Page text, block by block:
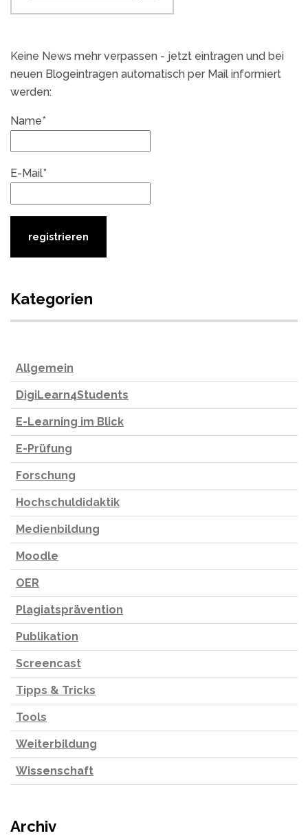
Keine News mehr verpassen - jetzt eintragen und bei
neuen Blogeintragen automatisch per Mail informiert
werden:
Name*
E-Mail*
Kategorien
Allgemein
DigiLearn4Students
E-Learning im Blick
E-Prüfung
Forschung
Hochschuldidaktik
Medienbildung
Moodle
OER
Plagiatsprävention
Publikation
Screencast
Tipps & Tricks
Tools
Weiterbildung
Wissenschaft
Archiv